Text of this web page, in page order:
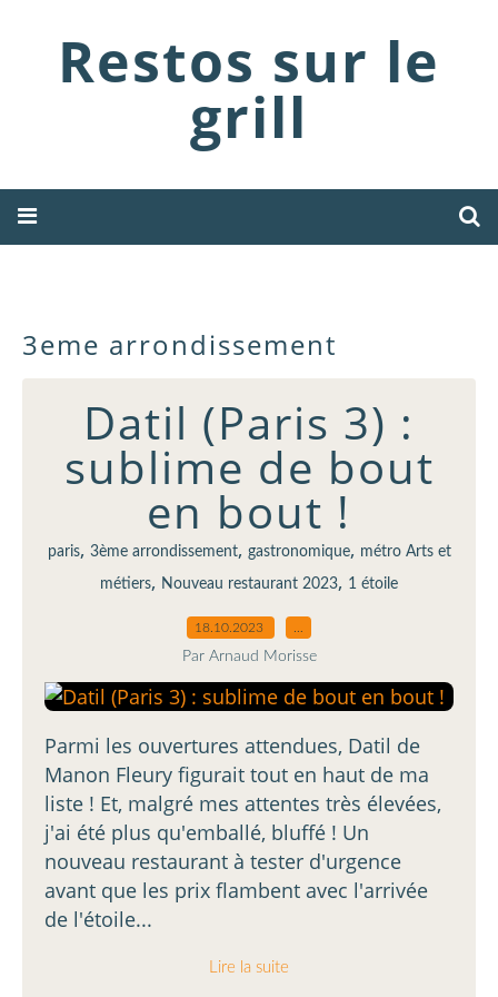
Restos sur le
grill
3eme arrondissement
Datil (Paris 3) :
sublime de bout
en bout !
paris, 3ème arrondissement, gastronomique, métro Arts et
métiers, Nouveau restaurant 2023, 1 étoile
18.10.2023
Par Arnaud Morisse
Parmi les ouvertures attendues, Datil de
Manon Fleury figurait tout en haut de ma
liste ! Et, malgré mes attentes très élevées,
j'ai été plus qu'emballé, bluffé ! Un
nouveau restaurant à tester d'urgence
avant que les prix flambent avec l'arrivée
de l'étoile...
Lire la suite